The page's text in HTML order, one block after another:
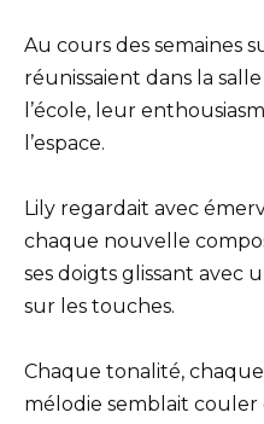
Au cours des semaines
réunissaient dans la
l’école, leur
l’espace.
Lily regardait avec
chaque nouvelle
ses doigts glissant avec
sur les touches.
Chaque tonalité,
mélodie semblait couler